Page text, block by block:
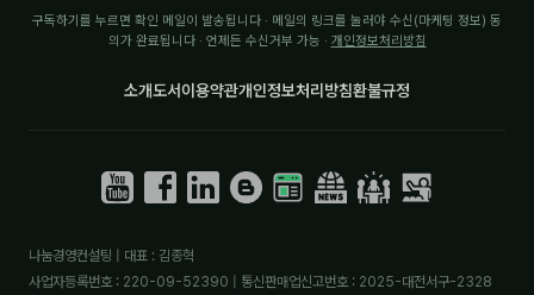
구독하기를 누르면 확인 메일이 발송됩니다 · 메일의 링크를 눌러야 수신(마케팅 정보) 동
의가 완료됩니다 · 언제든 수신거부 가능 · 개인정보처리방침
소개도서이용약관개인정보처리방침환불규정
나눔경영컨설팅 | 대표 : 김종혁
사업자등록번호 : 220-09-52390 | 통신판매업신고번호 : 2025-대전서구-2328